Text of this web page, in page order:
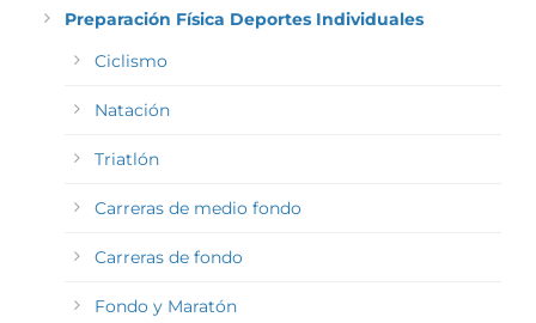
Preparación Física Deportes Individuales
Ciclismo
Natación
Triatlón
Carreras de medio fondo
Carreras de fondo
Fondo y Maratón